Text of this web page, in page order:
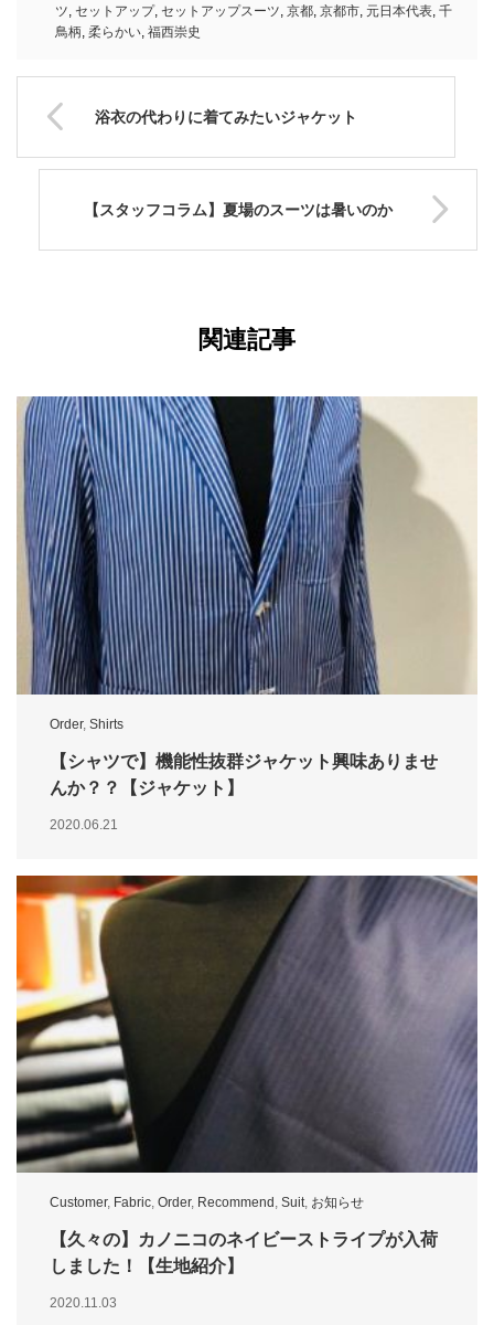
ツ, セットアップ, セットアップスーツ, 京都, 京都市, 元日本代表, 千
鳥柄, 柔らかい, 福西崇史
浴衣の代わりに着てみたいジャケット
【スタッフコラム】夏場のスーツは暑いのか
関連記事
Order, Shirts
【シャツで】機能性抜群ジャケット興味ありませ
んか？？【ジャケット】
2020.06.21
Customer, Fabric, Order, Recommend , Suit, お知らせ
【久々の】カノニコのネイビーストライプが入荷
しました！【生地紹介】
2020.11.03